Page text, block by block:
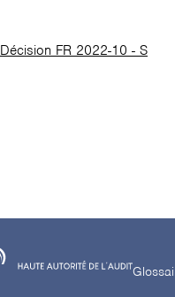
Décision FR 2022-10 - S